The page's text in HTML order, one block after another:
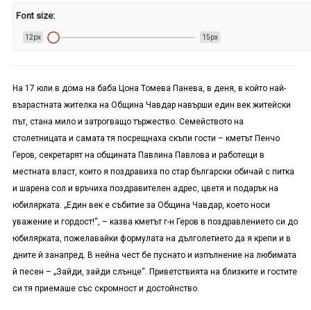
Font size:
12px 15px
На 17 юли в дома на баба Цона Томева Панева, в деня, в който най-
възрастната жителка на Община Чавдар навърши един век житейски
път, стана мило и затрогващо тържество. Семейството на
столетницата и самата тя посрещнаха скъпи гости – кметът Пенчо
Геров, секретарят на общината Павлина Павлова и работещи в
местната власт, които я поздравиха по стар български обичай с питка
и шарена сол и връчиха поздравителен адрес, цветя и подарък на
юбилярката. „Един век е събитие за Община Чавдар, което носи
уважение и гордост!“, – казва кметът г-н Геров в поздравлението си до
юбилярката, пожелавайки формулата на дълголетието да я крепи и в
дните й занапред. В нейна чест бе пуснато и изпълнение на любимата
й песен – „Зайди, зайди слънце“. Приветствията на близките и гостите
си тя приемаше със скромност и достойнство.